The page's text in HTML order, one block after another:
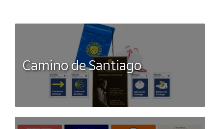
Camino de Santiago